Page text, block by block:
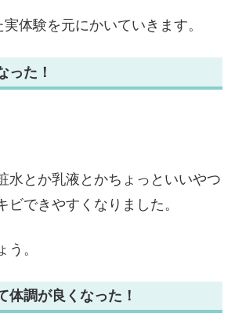
体験を元にかいていきます。
った！
水とか乳液とかちょっといいやつ
ビできやすくなりました。
う。
体調が良くなった！